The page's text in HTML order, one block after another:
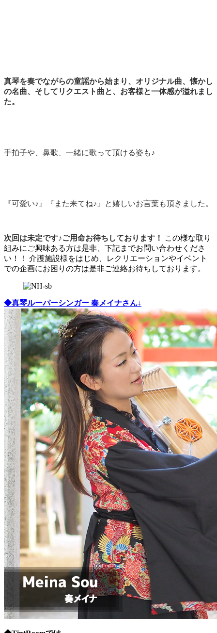
真琴を奏でながらの童謡から始まり、オリジナル曲、懐かし
の名曲、そしてリクエスト曲と、お客様と一体感が溢れまし
た。
手拍子や、鼻歌、一緒に歌って頂ける姿も♪
『可愛い♪』『また来てね♪』と嬉しいお言葉も頂きました。
次回は未定です♪ご用命お待ちしております！
この様な取り
組みにご興味ある方は是非、下記までお問い合わせくださ
い！！ 介護施設様をはじめ、レクリエーションやイベント
での企画にお困りの方は是非ご連絡お待ちしております。
◆真琴ルーパーシンガー 奏メイナさん↓